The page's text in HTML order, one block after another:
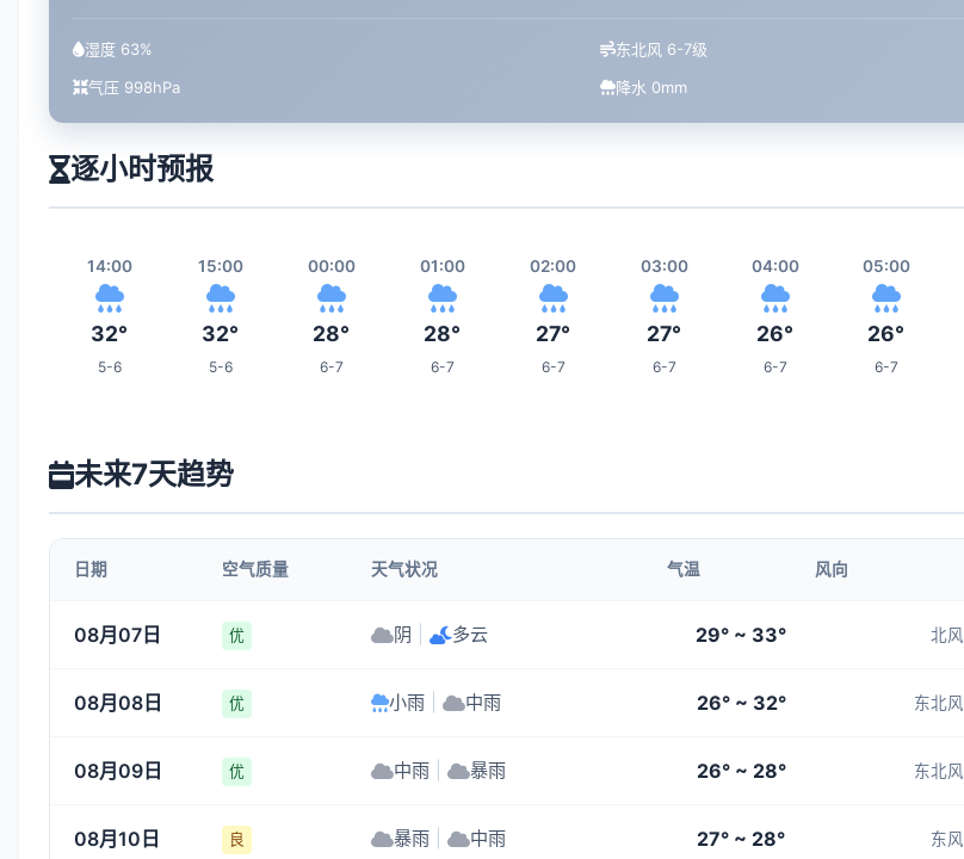
湿度 63%
东北风 6-7级
气压 998hPa
降水 0mm
逐小时预报
14:00
32°
5-6
15:00
32°
5-6
00:00
28°
6-7
01:00
28°
6-7
02:00
27°
6-7
03:00
27°
6-7
04:00
26°
6-7
05:00
26°
6-7
6-7 6-7 6-7 5-6 6-7 6-7 6-7 6-7
5-6 5-6 5-6
未来7天趋势
日期 空气质量 天气状况 气温 风向
08月07日 优 阴 多云 29° ~ 33° 北风
08月08日 优 小雨 中雨 26° ~ 32° 东北风
08月09日 优 中雨 暴雨 26° ~ 28° 东北风
08月10日 良 暴雨 中雨 27° ~ 28° 东风